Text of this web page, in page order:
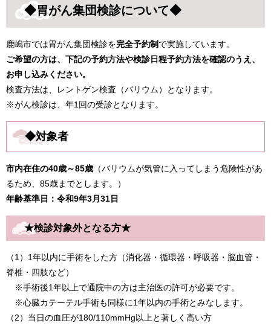
◆胃がん集団検診について◆
鹿嶋市では胃がん集団検診を完全予約制 で実施しています。
ご希望の方は、下記の予約方法や検診日程予約方法を確認のうえ、
お申し込みください。
検査方法は、レントゲン検査（バリウム）となります。
※がん検診は、年1回の受診となります。
◆対象者
市内在住の40歳～85歳 （バリウムが気管に入ってしまう危険性があ
るため、85歳までとします。）
年齢基準日：令和9年3月31日
★検診対象外となる方★
（1）1年以内に手術をした方（消化器・循環器・呼吸器・脳血管・
脊椎・四肢など）
※手術後1年以上で通院中の方は主治医の許可が必要です。
※心臓カテーテル手術も同様に1年以内の手術とみなします。
（2）当日の血圧が180/110mmHg以上と著しく高い方